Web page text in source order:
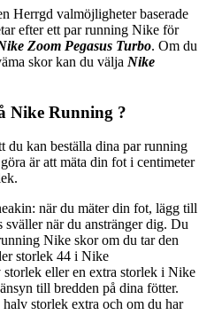
Herrgd valmöjligheter baserade
efter ett par running Nike för
Zoom Pegasus Turbo. Om du
skor kan du välja Nike
Nike Running ?
du kan beställa dina par running
är att mäta din fot i centimeter
när du mäter din fot, lägg till
när du anstränger dig. Du
Nike skor om du tar den
storlek 44 i Nike
eller en extra storlek i Nike
till bredden på dina fötter.
storlek extra och om du har